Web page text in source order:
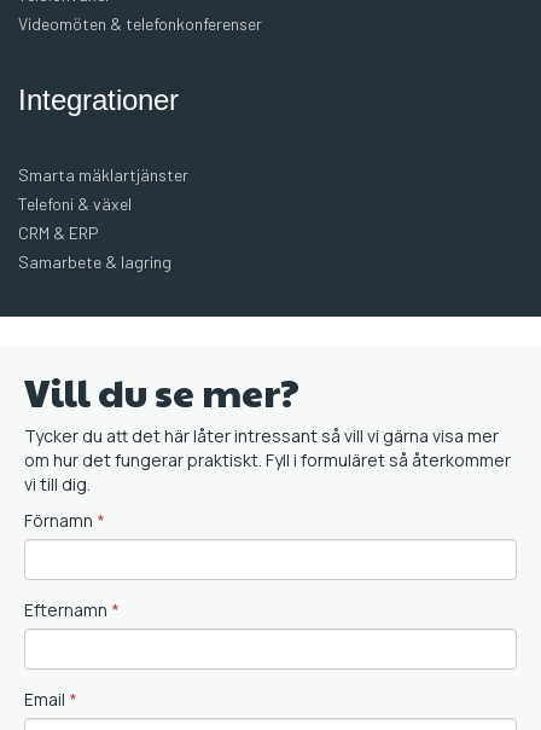
Videomöten & telefonkonferenser
Integrationer
Smarta mäklartjänster
Telefoni & växel
CRM & ERP
Samarbete & lagring